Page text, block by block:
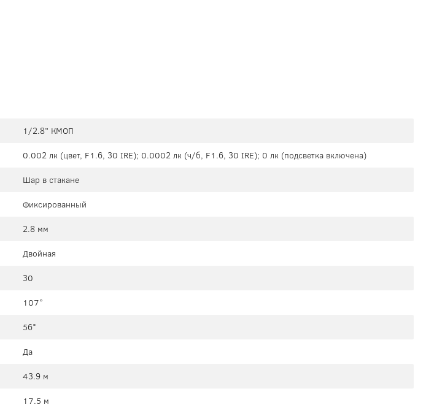
1/2.8” КМОП
0.002 лк (цвет, F1.6, 30 IRE); 0.0002 лк (ч/б, F1.6, 30 IRE); 0 лк (подсветка включена)
Шар в стакане
Фиксированный
2.8 мм
Двойная
30
107°
56°
Да
43.9 м
17.5 м